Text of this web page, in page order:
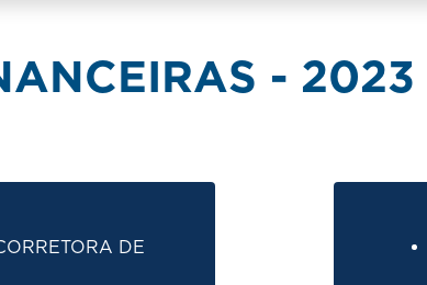
- 2023
DE